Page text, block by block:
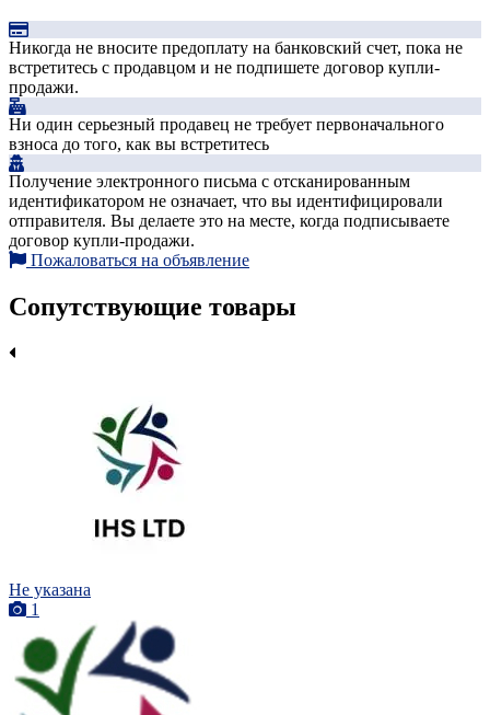
Никогда не вносите предоплату на банковский счет, пока не
встретитесь с продавцом и не подпишете договор купли-
продажи.
Ни один серьезный продавец не требует первоначального
взноса до того, как вы встретитесь
Получение электронного письма с отсканированным
идентификатором не означает, что вы идентифицировали
отправителя. Вы делаете это на месте, когда подписываете
договор купли-продажи.
Пожаловаться на объявление
Сопутствующие товары
Не указана
1